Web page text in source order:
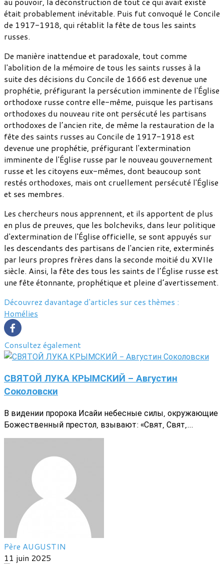
était probablement inévitable. Puis fut convoqué le Concile
de 1917-1918, qui rétablit la fête de tous les saints
russes.
De manière inattendue et paradoxale, tout comme
l'abolition de la mémoire de tous les saints russes à la
suite des décisions du Concile de 1666 est devenue une
prophétie, préfigurant la persécution imminente de l'Église
orthodoxe russe contre elle-même, puisque les partisans
orthodoxes du nouveau rite ont persécuté les partisans
orthodoxes de l’ancien rite, de même la restauration de la
fête des saints russes au Concile de 1917-1918 est
devenue une prophétie, préfigurant l'extermination
imminente de l'Église russe par le nouveau gouvernement
russe et les citoyens eux-mêmes, dont beaucoup sont
restés orthodoxes, mais ont cruellement persécuté l'Église
et ses membres.
Les chercheurs nous apprennent, et ils apportent de plus
en plus de preuves, que les bolcheviks, dans leur politique
d'extermination de l'Église officielle, se sont appuyés sur
les descendants des partisans de l'ancien rite, exterminés
par leurs propres frères dans la seconde moitié du XVIIe
siècle. Ainsi, la fête des tous les saints de l’Église russe est
une fête étonnante, prophétique et pleine d’avertissement.
Découvrez davantage d'articles sur ces thèmes :
Homélies
Consultez également
СВЯТОЙ ЛУКА КРЫМСКИЙ - Августин
Соколовски
В видении пророка Исайи небесные силы, окружающие
Божественный престол, взывают: «Свят, Свят,...
Père AUGUSTIN
11 juin 2025